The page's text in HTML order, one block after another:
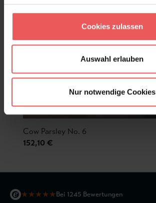
Cookies zulassen
Auswahl erlauben
Nur notwendige Cookies
Cow Parsley No. 6
152,10 €
★★★★★Bei 1245 Bewertungen